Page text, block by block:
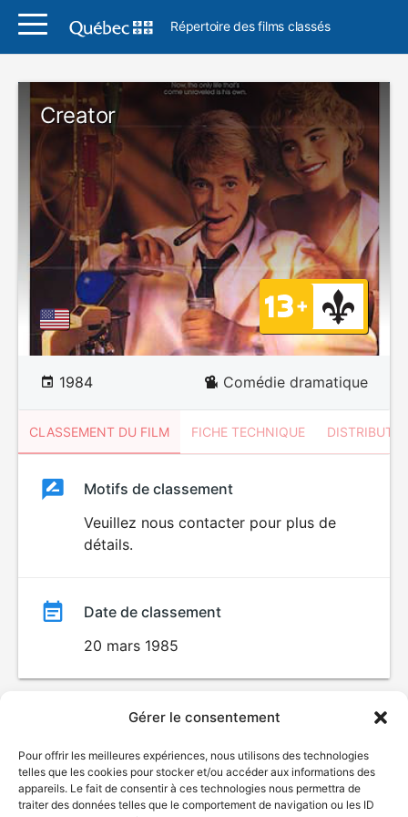
Gérer le consentement
Pour offrir les meilleures expériences, nous utilisons des technologies
telles que les cookies pour stocker et/ou accéder aux informations des
appareils. Le fait de consentir à ces technologies nous permettra de
traiter des données telles que le comportement de navigation ou les ID
Répertoire des films classés
Creator
1984 Comédie dramatique
CLASSEMENT DU FILM FICHE TECHNIQUE
ClassementClassement
Motifs de classement
Veuillez nous contacter pour plus de
détails.
Date de classement
20 mars 1985